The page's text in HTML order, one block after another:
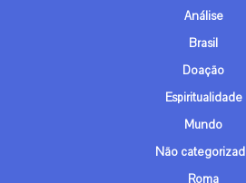
Análise
Brasil
Doação
Espiritualidade
Mundo
Não
Roma